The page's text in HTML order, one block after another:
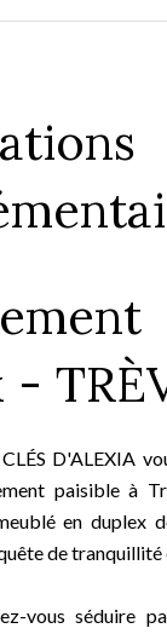
D'ALEXIA
paisible à
en duplex
de
vous séduire